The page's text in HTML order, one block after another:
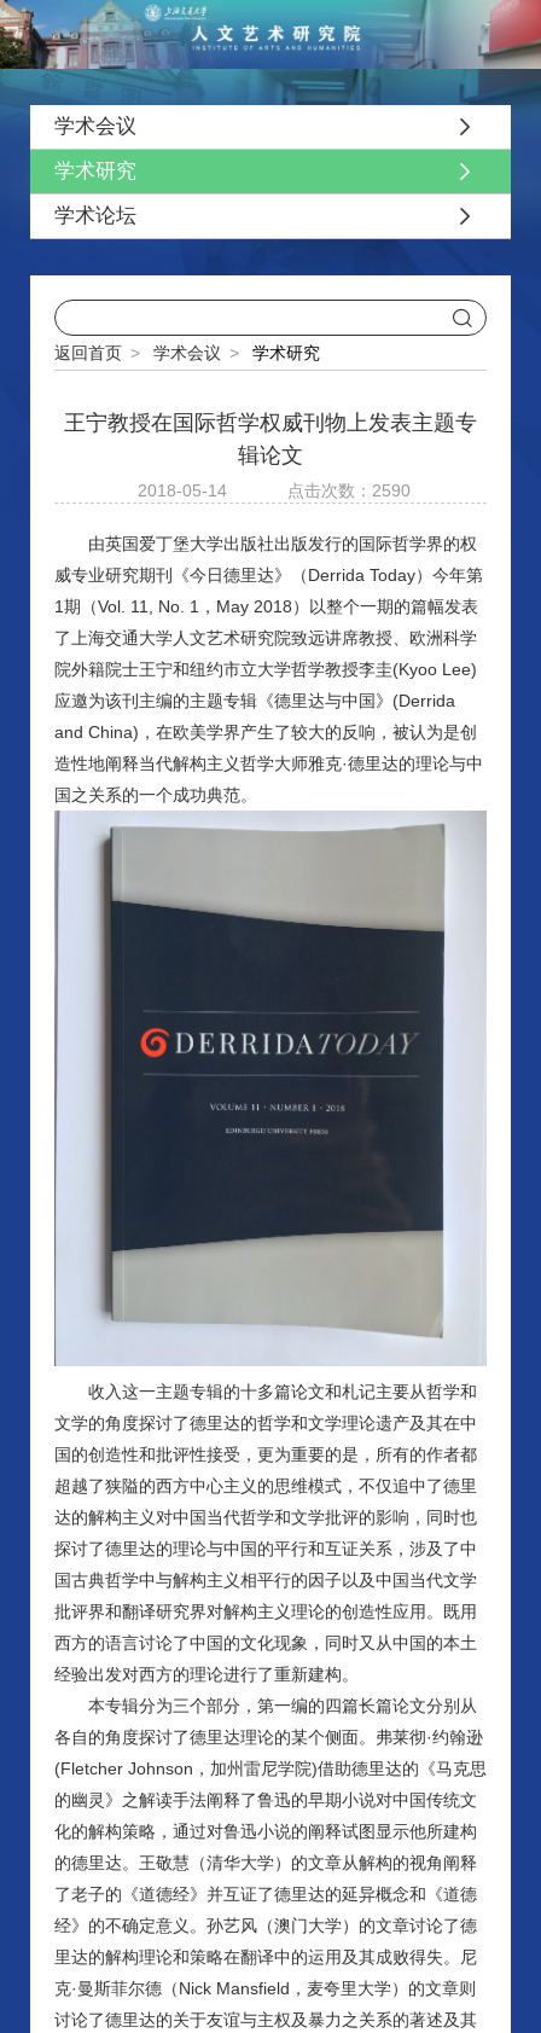
学术会议
学术研究
学术论坛
返回首页 > 学术会议 > 学术研究
王宁教授在国际哲学权威刊物上发表主题专
辑论文
2018-05-14 点击次数：2590
由英国爱丁堡大学出版社出版发行的国际哲学界的权
威专业研究期刊《今日德里达》（Derrida Today）今年第
1期（Vol. 11, No. 1，May 2018）以整个一期的篇幅发表
了上海交通大学人文艺术研究院致远讲席教授、欧洲科学
院外籍院士王宁和纽约市立大学哲学教授李圭(Kyoo Lee)
应邀为该刊主编的主题专辑《德里达与中国》(Derrida
and China)，在欧美学界产生了较大的反响，被认为是创
造性地阐释当代解构主义哲学大师雅克·德里达的理论与中
国之关系的一个成功典范。
收入这一主题专辑的十多篇论文和札记主要从哲学和
文学的角度探讨了德里达的哲学和文学理论遗产及其在中
国的创造性和批评性接受，更为重要的是，所有的作者都
超越了狭隘的西方中心主义的思维模式，不仅追中了德里
达的解构主义对中国当代哲学和文学批评的影响，同时也
探讨了德里达的理论与中国的平行和互证关系，涉及了中
国古典哲学中与解构主义相平行的因子以及中国当代文学
批评界和翻译研究界对解构主义理论的创造性应用。既用
西方的语言讨论了中国的文化现象，同时又从中国的本土
经验出发对西方的理论进行了重新建构。
本专辑分为三个部分，第一编的四篇长篇论文分别从
各自的角度探讨了德里达理论的某个侧面。弗莱彻·约翰逊
(Fletcher Johnson，加州雷尼学院)借助德里达的《马克思
的幽灵》之解读手法阐释了鲁迅的早期小说对中国传统文
化的解构策略，通过对鲁迅小说的阐释试图显示他所建构
的德里达。王敬慧（清华大学）的文章从解构的视角阐释
了老子的《道德经》并互证了德里达的延异概念和《道德
经》的不确定意义。孙艺风（澳门大学）的文章讨论了德
里达的解构理论和策略在翻译中的运用及其成败得失。尼
克·曼斯菲尔德（Nick Mansfield，麦夸里大学）的文章则
讨论了德里达的关于友谊与主权及暴力之关系的著述及其